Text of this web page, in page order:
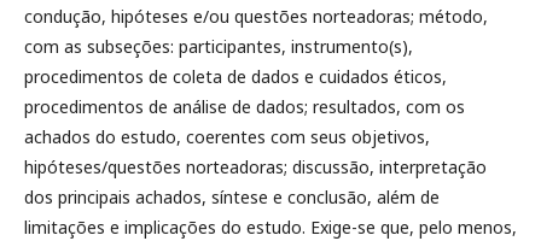
condução, hipóteses e/ou questões norteadoras; método,
com as subseções: participantes, instrumento(s),
procedimentos de coleta de dados e cuidados éticos,
procedimentos de análise de dados; resultados, com os
achados do estudo, coerentes com seus objetivos,
hipóteses/questões norteadoras; discussão, interpretação
dos principais achados, síntese e conclusão, além de
limitações e implicações do estudo. Exige-se que, pelo menos,